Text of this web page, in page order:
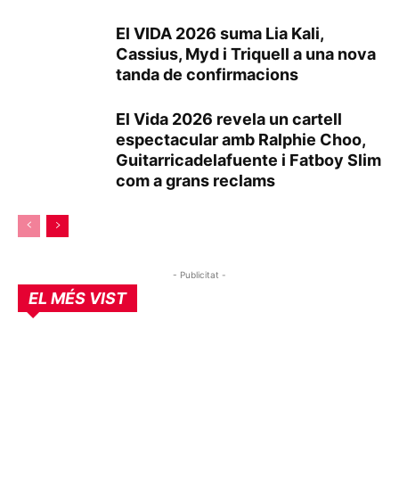
El VIDA 2026 suma Lia Kali,
Cassius, Myd i Triquell a una nova
tanda de confirmacions
El Vida 2026 revela un cartell
espectacular amb Ralphie Choo,
Guitarricadelafuente i Fatboy Slim
com a grans reclams
- Publicitat -
EL MÉS VIST